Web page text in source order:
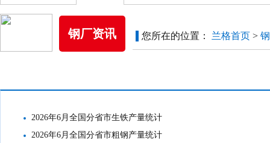
钢厂资讯 您所在的位置： 兰格首页 >
2026年6月全国分省市生铁产量统计
2026年6月全国分省市粗钢产量统计